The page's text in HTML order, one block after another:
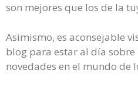
son mejores que los de la
Asimismo, es aconsejable
blog para estar al día
novedades en el mundo de